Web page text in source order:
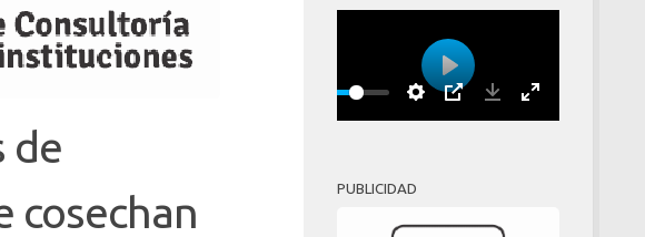
de
cosechan
Play
PUBLICIDAD